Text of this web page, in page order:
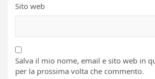
Sito web
Salva il mio nome, email e sito web in
per la prossima volta che commento.